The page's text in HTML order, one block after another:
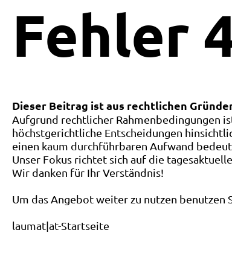
Fehler 4
Dieser Beitrag ist aus rechtlichen
Aufgrund rechtlicher Rahmenbedingungen
höchstgerichtliche Entscheidungen
einen kaum durchführbaren Aufwand
Unser Fokus richtet sich auf die
Wir danken für Ihr Verständnis!
Um das Angebot weiter zu nutzen benutzen
laumat|at-Startseite